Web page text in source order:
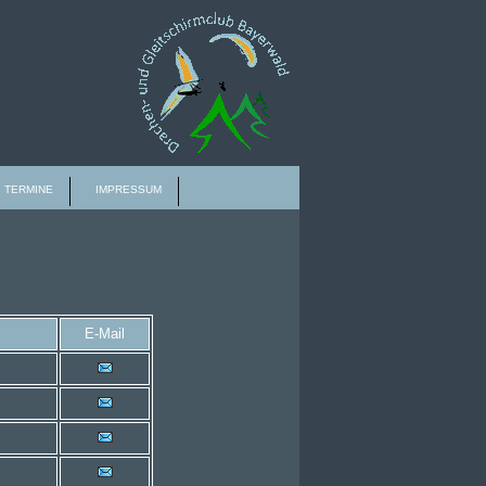
TERMINE IMPRESSUM
E-Mail